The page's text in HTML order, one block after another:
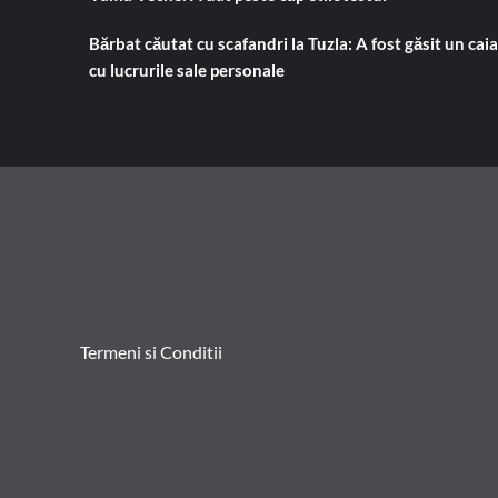
Bărbat căutat cu scafandri la Tuzla: A fost găsit un
cu lucrurile sale personale
Termeni si Conditii